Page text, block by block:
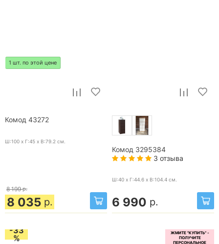
1 шт. по этой цене
Комод 43272
Ш:100 x Г:45 x В:79.2 см.
8 199 р.
8 035 р.
Комод 3295384
3 отзыва
Ш:40 x Г:44.6 x В:104.4 см.
6 990 р.
-33
%